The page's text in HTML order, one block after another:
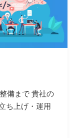
備まで 貴社の
ち上げ・運用